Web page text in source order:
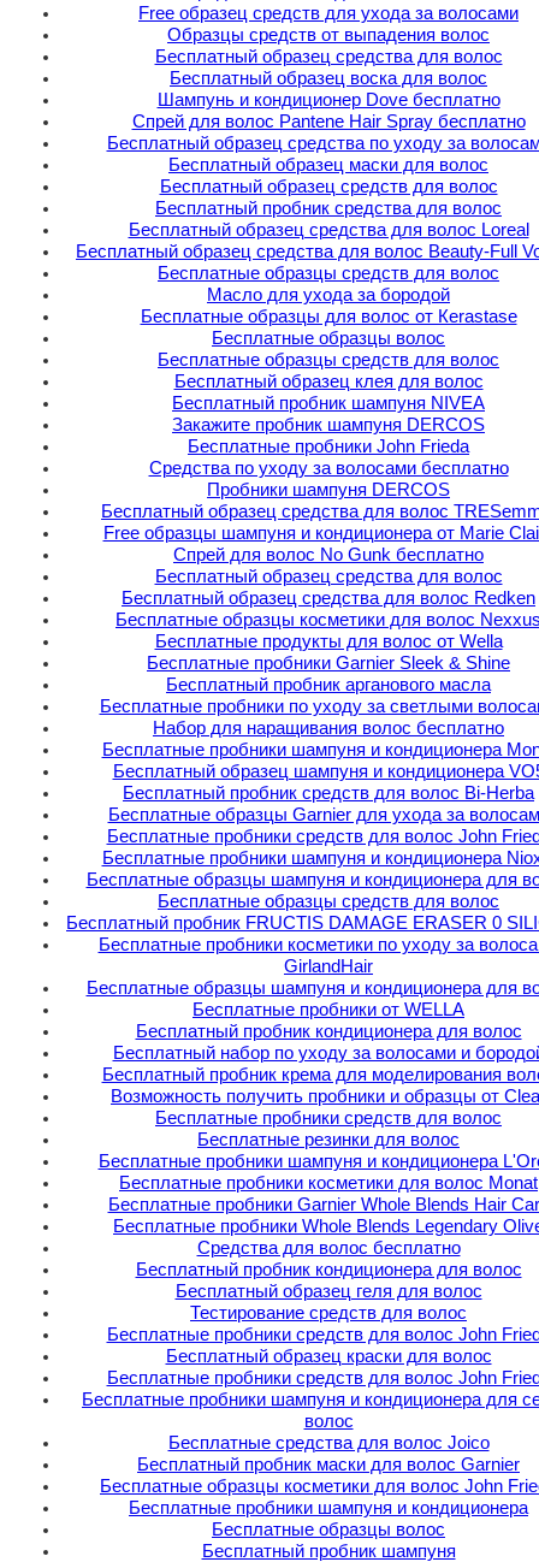
Free образец средств для ухода за волосами
Образцы средств от выпадения волос
Бесплатный образец средства для волос
Бесплатный образец воска для волос
Шампунь и кондиционер Dove бесплатно
Спрей для волос Pantene Hair Spray бесплатно
Бесплатный образец средства по уходу за
Бесплатный образец маски для волос
Бесплатный образец средств для волос
Бесплатный пробник средства для волос
Бесплатный образец средства для волос Loreal
Бесплатный образец средства для волос Beauty-Full
Бесплатные образцы средств для волос
Масло для ухода за бородой
Бесплатные образцы для волос от Кerastase
Бесплатные образцы волос
Бесплатные образцы средств для волос
Бесплатный образец клея для волос
Бесплатный пробник шампуня NIVEA
Закажите пробник шампуня DERCOS
Бесплатные пробники John Frieda
Средства по уходу за волосами бесплатно
Пробники шампуня DERCOS
Бесплатный образец средства для волос
Free образцы шампуня и кондиционера от Marie
Спрей для волос No Gunk бесплатно
Бесплатный образец средства для волос
Бесплатный образец средства для волос Redken
Бесплатные образцы косметики для волос
Бесплатные продукты для волос от Wella
Бесплатные пробники Garnier Sleek & Shine
Бесплатный пробник арганового масла
Бесплатные пробники по уходу за светлыми
Набор для наращивания волос бесплатно
Бесплатные пробники шампуня и кондиционера
Бесплатный образец шампуня и кондиционера
Бесплатный пробник средств для волос Bi-Herba
Бесплатные образцы Garnier для ухода за
Бесплатные пробники средств для волос John
Бесплатные пробники шампуня и кондиционера
Бесплатные образцы шампуня и кондиционера для
Бесплатные образцы средств для волос
Бесплатный пробник FRUCTIS DAMAGE ERASER 0
Бесплатные пробники косметики по уходу за
GirlandHair
Бесплатные образцы шампуня и кондиционера для
Бесплатные пробники от WELLA
Бесплатный пробник кондиционера для волос
Бесплатный набор по уходу за волосами и
Бесплатный пробник крема для моделирования
Возможность получить пробники и образцы от
Бесплатные пробники средств для волос
Бесплатные резинки для волос
Бесплатные пробники шампуня и кондиционера
Бесплатные пробники косметики для волос Monat
Бесплатные пробники Garnier Whole Blends Hair
Бесплатные пробники Whole Blends Legendary
Средства для волос бесплатно
Бесплатный пробник кондиционера для волос
Бесплатный образец геля для волос
Тестирование средств для волос
Бесплатные пробники средств для волос John
Бесплатный образец краски для волос
Бесплатные пробники средств для волос John
Бесплатные пробники шампуня и кондиционера для
волос
Бесплатные средства для волос Joico
Бесплатный пробник маски для волос Garnier
Бесплатные образцы косметики для волос John
Бесплатные пробники шампуня и кондиционера
Бесплатные образцы волос
Бесплатный пробник шампуня